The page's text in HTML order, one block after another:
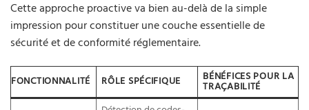
Cette approche proactive va bien au-delà de la simple
impression pour constituer une couche essentielle de
sécurité et de conformité réglementaire.
FONCTIONNALITÉ RÔLE SPÉCIFIQUE BÉNÉFICES POUR LA
TRAÇABILITÉ